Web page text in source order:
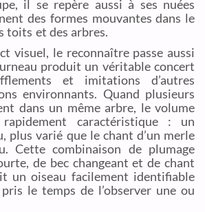
il se repère aussi à ses nuées
des formes mouvantes dans le
toits et des arbres.
visuel, le reconnaître passe aussi
produit un véritable concert
et imitations d’autres
environnants. Quand plusieurs
dans un même arbre, le volume
caractéristique : un
plus varié que le chant d’un merle
Cette combinaison de plumage
de bec changeant et de chant
un oiseau facilement identifiable
le temps de l’observer une ou